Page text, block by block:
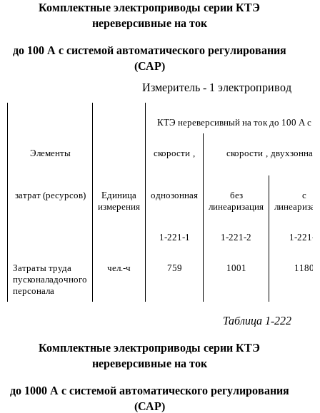
Комплектные электроприводы серии КТЭ
нереверсивные на ток
до 100 А с системой автоматического регулирования
(САР)
Измеритель - 1 электропривод
КТЭ нереверсивный на ток до 100 А с
Элементы скорости , скорости , двухзонная
затрат (ресурсов)
Единица
измерения
однозонная
без
линеаризация
с
1-221-1 1-221-2 1-221-3
Затраты труда
пусконаладочного
персонала
чел.-ч 759 1001 1180
Таблица 1-222
Комплектные электроприводы серии КТЭ
нереверсивные на ток
до 1000 А с системой автоматического регулирования
(САР)